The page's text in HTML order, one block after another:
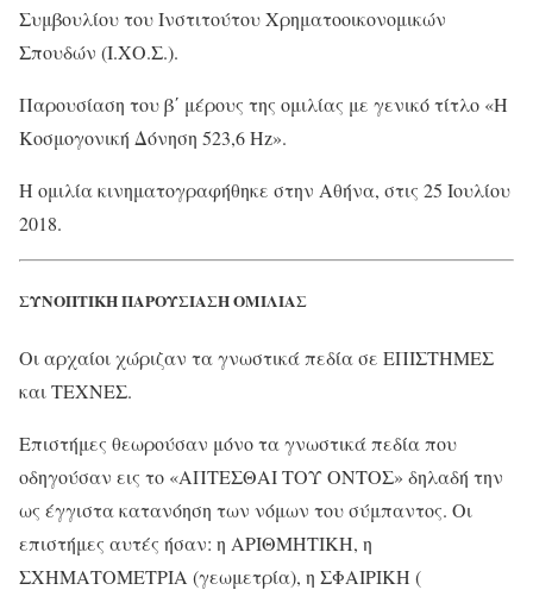
Συμβουλίου του Ινστιτούτου Χρηματοοικονομικών
Σπουδών (Ι.ΧΟ.Σ.).
Παρουσίαση του β΄ μέρους της ομιλίας με γενικό τίτλο «Η
Κοσμογονική Δόνηση 523,6 Hz».
Η ομιλία κινηματογραφήθηκε στην Αθήνα, στις 25 Ιουλίου
2018.
ΣΥΝΟΠΤΙΚΗ ΠΑΡΟΥΣΙΑΣΗ ΟΜΙΛΙΑΣ
Οι αρχαίοι χώριζαν τα γνωστικά πεδία σε ΕΠΙΣΤΗΜΕΣ
και ΤΕΧΝΕΣ.
Επιστήμες θεωρούσαν μόνο τα γνωστικά πεδία που
οδηγούσαν εις το «ΑΠΤΕΣΘΑΙ ΤΟΥ ΟΝΤΟΣ» δηλαδή την
ως έγγιστα κατανόηση των νόμων του σύμπαντος. Οι
επιστήμες αυτές ήσαν: η ΑΡΙΘΜΗΤΙΚΗ, η
ΣΧΗΜΑΤΟΜΕΤΡΙΑ (γεωμετρία), η ΣΦΑΙΡΙΚΗ (